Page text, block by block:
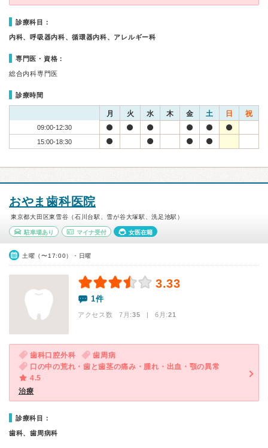
診療科目：
内科、呼吸器内科、循環器内科、アレルギー科
専門医・資格：
総合内科専門医
診療時間
月 火 水 木 金 土 日 祝
09:00-12:30
15:00-18:30
おやま歯科医院
東京都大田区東雪谷（石川台駅、雪が谷大塚駅、洗足池駅）
駐車場あり マイナ受付 女医在籍
土曜（〜17:00）・日曜
3.33
1件
アクセス数 7月:35 | 6月:21
歯科口腔外科
歯周病
口の中の荒れ・歯と歯茎の痛み・腫れ・出血・顎の異常
4.5
治療
診療科目：
歯科、歯周病科